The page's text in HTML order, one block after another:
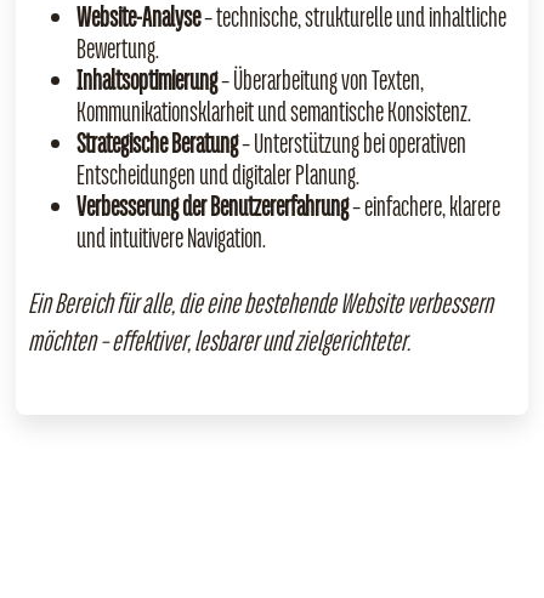
Website‑Analyse– technische, strukturelle und inhaltliche
Bewertung.
Inhaltsoptimierung– Überarbeitung von Texten,
Kommunikationsklarheit und semantische Konsistenz.
Strategische Beratung– Unterstützung bei operativen
Entscheidungen und digitaler Planung.
Verbesserung der Benutzererfahrung– einfachere, klarere
und intuitivere Navigation.
Ein Bereich für alle, die eine bestehende Website verbessern
möchten – effektiver, lesbarer und zielgerichteter.